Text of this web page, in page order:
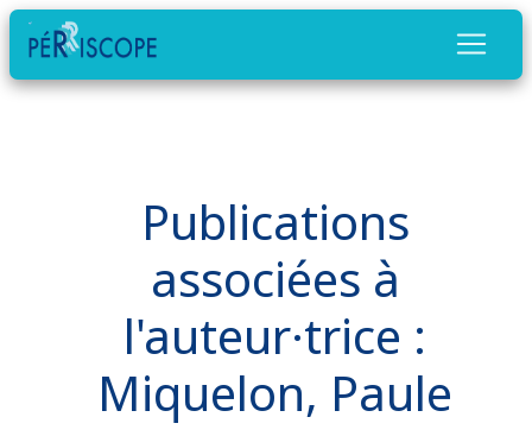
Publications
associées à
l'auteur·trice :
Miquelon, Paule